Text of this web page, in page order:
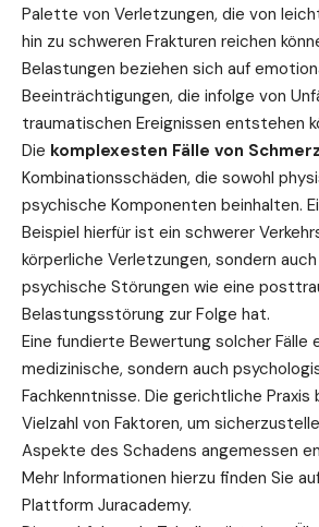
Palette von Verletzungen, die von
hin zu schweren Frakturen reichen
Belastungen beziehen sich auf
Beeinträchtigungen, die infolge von
traumatischen Ereignissen entstehen
Die komplexesten Fälle von
Kombinationsschäden, die sowohl
psychische Komponenten beinhalten.
Beispiel hierfür ist ein schwerer
körperliche Verletzungen, sondern
psychische Störungen wie eine
Belastungsstörung zur Folge hat.
Eine fundierte Bewertung solcher
medizinische, sondern auch
Fachkenntnisse. Die gerichtliche
Vielzahl von Faktoren, um
Aspekte des Schadens angemessen
Mehr Informationen hierzu finden Sie
Plattform Juracademy.